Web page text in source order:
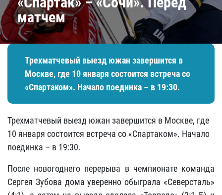
матчем
Трехматчевый выезд южан завершится в
Москве, где 10 января состоится встреча со
«Спартаком». Начало поединка – в 19:30.
Трехматчевый выезд южан завершится в Москве, где
10 января состоится встреча со «Спартаком». Начало
поединка – в 19:30.
После новогоднего перерыва в чемпионате команда
Сергея Зубова дома уверенно обыграла «Северсталь»